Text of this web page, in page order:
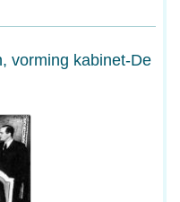
vorming kabinet-De